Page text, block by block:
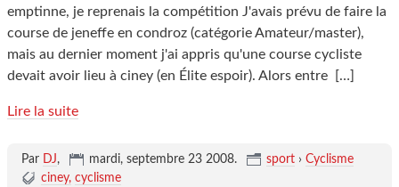
emptinne, je reprenais la compétition J'avais prévu de faire la
course de jeneffe en condroz (catégorie Amateur/master),
mais au dernier moment j'ai appris qu'une course cycliste
devait avoir lieu à ciney (en Élite espoir). Alors entre
[…]
Lire la suite
Par DJ, mardi, septembre 23 2008. sport › Cyclisme
ciney cyclisme